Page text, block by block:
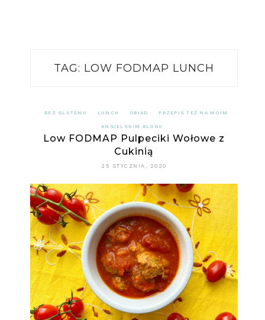
TAG: LOW FODMAP LUNCH
BEZ GLUTENU LUNCH OBIAD PRZEPIS TEŻ NA MOIM
ANGIELSKIM BLOGU
Low FODMAP Pulpeciki Wołowe z
Cukinią
25 STYCZNIA, 2020